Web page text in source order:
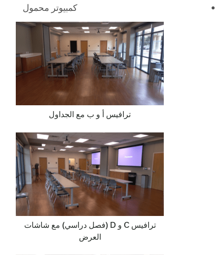
كمبيوتر محمول
ترافيس أ و ب مع الجداول
ترافيس C و D (فصل دراسي) مع شاشات
العرض